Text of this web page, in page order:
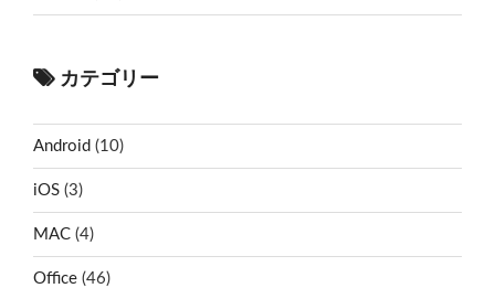
カテゴリー
Android (10)
iOS (3)
MAC (4)
Office (46)